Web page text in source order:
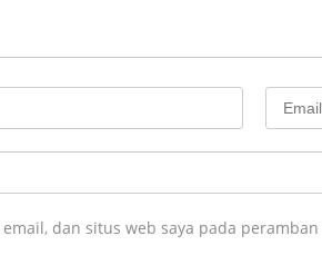
email, dan situs web saya pada